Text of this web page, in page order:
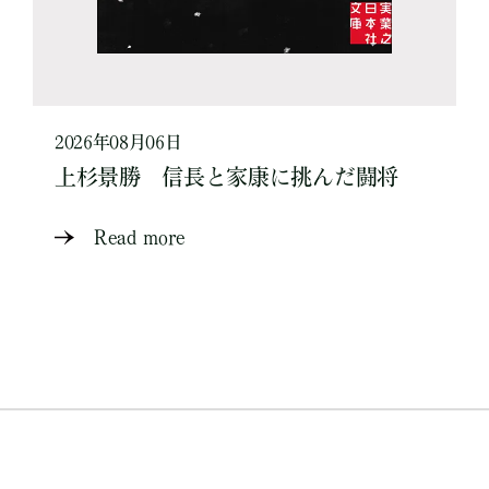
2026年08月06日
上杉景勝 信長と家康に挑んだ闘将
Read more